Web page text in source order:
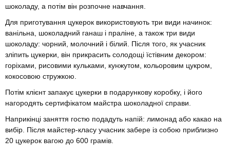
шоколаду, а потім він розпочне навчання.
Для приготування цукерок використовують три види начинок:
ванільна, шоколадний ганаш і праліне, а також три види
шоколаду: чорний, молочний і білий. Після того, як учасник
зліпить цукерки, він прикрасить солодощі їстівним декором:
горіхами, рисовими кульками, кунжутом, кольоровим цукром,
кокосовою стружкою.
Потім клієнт запакує цукерки в подарункову коробку, і його
нагородять сертифікатом майстра шоколадної справи.
Наприкінці заняття гостю подадуть напій: лимонад або какао на
вибір. Після майстер-класу учасник забере із собою приблизно
20 цукерок вагою до 600 грамів.